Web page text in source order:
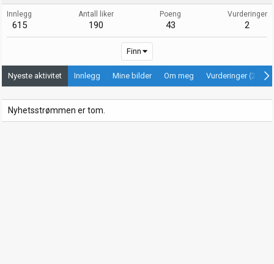
Innlegg
615
Antall liker
190
Poeng
43
Vurderinger
2
Finn
Nyeste aktivitet Innlegg Mine bilder Om meg Vurderinger (2)
Nyhetsstrømmen er tom.